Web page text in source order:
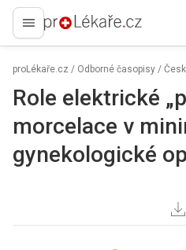
proLékaře.cz
proLékaře.cz / Odborné časopisy /
Role elektrické
morcelace v
gynekologické